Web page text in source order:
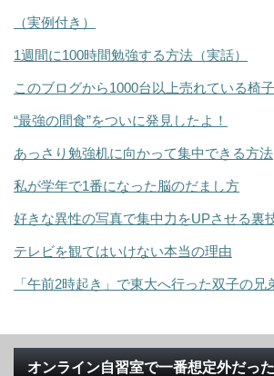
（実例付き）
1週間に100時間勉強する方法（実話）
このブログから1000台以上売れている椅子
“最強の間食”をついに発見したよ！
あっさり勉強机に向かって集中できる方法
私が学年で1番になった脳のだまし方
好きな異性の写真で集中力をUPさせる裏
テレビを観てはいけない本当の理由
「午前2時起き」で東大へ行った双子の兄
オンライン自習室で一番想定外だっ